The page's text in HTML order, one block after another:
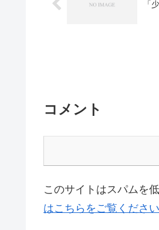
「
コメント
このサイトはスパムを
はこちらをご覧ください